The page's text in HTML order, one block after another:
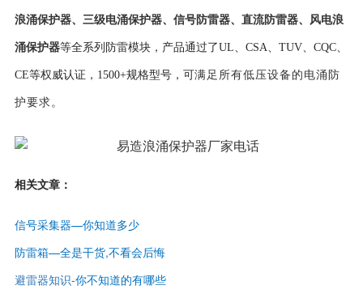
浪涌保护器、 三级电涌保护器、 信号防雷器、 直流防雷器、 风电浪
涌保护器等全系列防雷模块，产品通过了UL、CSA、TUV、CQC、
CE等权威认证， 1500+规格型号，可满足所有低压设备的电涌防
护要求。
相关文章：
信号采集器—你知道多少
防雷箱—全是干货,不看会后悔
避雷器知识-你不知道的有哪些